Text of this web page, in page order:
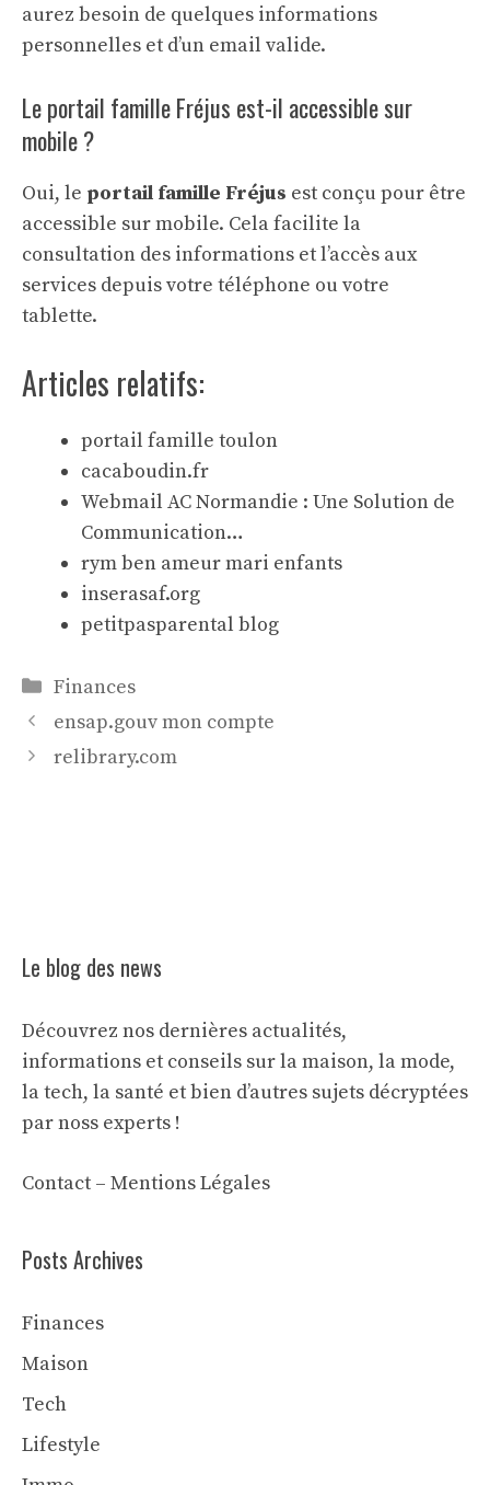
aurez besoin de quelques informations
personnelles et d’un email valide.
Le portail famille Fréjus est-il accessible sur
mobile ?
Oui, le portail famille Fréjus est conçu pour être
accessible sur mobile. Cela facilite la
consultation des informations et l’accès aux
services depuis votre téléphone ou votre
tablette.
Articles relatifs:
portail famille toulon
cacaboudin.fr
Webmail AC Normandie : Une Solution de
Communication…
rym ben ameur mari enfants
inserasaf.org
petitpasparental blog
Catégories
Finances
ensap.gouv mon compte
relibrary.com
Le blog des news
Découvrez nos dernières actualités,
informations et conseils sur la maison, la mode,
la tech, la santé et bien d’autres sujets décryptées
par noss experts !
Contact – Mentions Légales
Posts Archives
Finances
Maison
Tech
Lifestyle